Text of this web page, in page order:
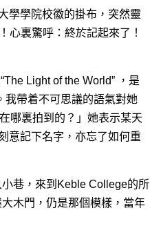
學學院校徽的掛布，突然靈
心裏驚呼：終於記起來了！
Light of the World” ，是
我帶着不可思議的語氣對她
哪裏拍到的？」她表示某天
意記下名字，亦忘了如何重
巷，來到Keble College的所
木門，仍是那個模樣，當年